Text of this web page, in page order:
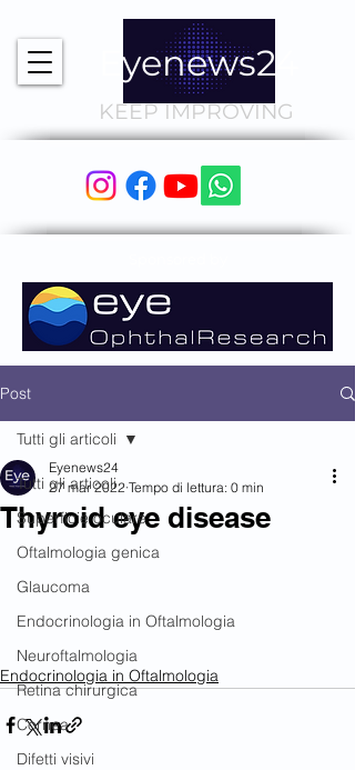
Eyenews24
KEEP IMPROVING
Post
Tutti gli articoli
Superficie oculare
Oftalmologia genica
Glaucoma
Endocrinologia in Oftalmologia
Neuroftalmologia
Retina chirurgica
Cornea
Difetti visivi
Tutti gli articoli
Thyroid eye disease
Eyenews24
27 mar 2022 Tempo di lettura: 0 min
Endocrinologia in Oftalmologia